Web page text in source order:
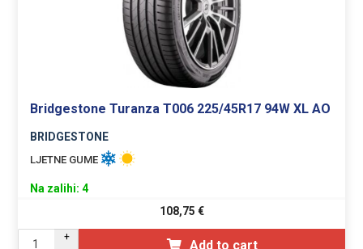
Bridgestone Turanza T006 225/45R17 94W XL AO
BRIDGESTONE
LJETNE GUME
Na zalihi: 4
108,75 €
+
Add to cart